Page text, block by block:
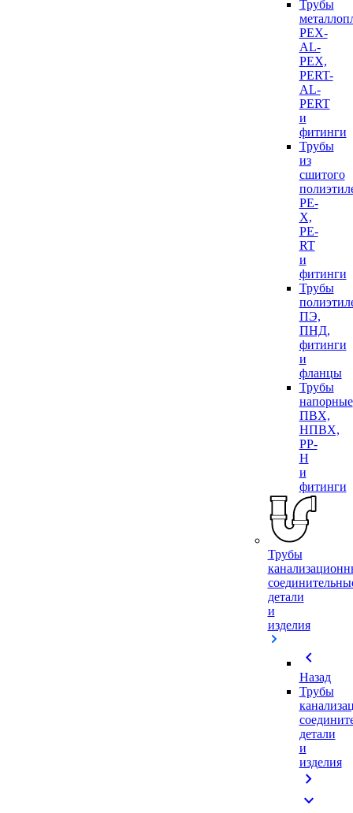
Трубы
PEX-
AL-
PEX,
PERT-
AL-
PERT
и
фитинги
Трубы
из
сшитого
PE-
X,
PE-
RT
и
фитинги
Трубы
ПЭ,
ПНД,
фитинги
и
фланцы
Трубы
напорные
ПВХ,
НПВХ,
PP-
H
и
фитинги
Трубы
детали
и
изделия
chevron_left
Назад
Трубы
детали
и
изделия
chevron_right
expand_more